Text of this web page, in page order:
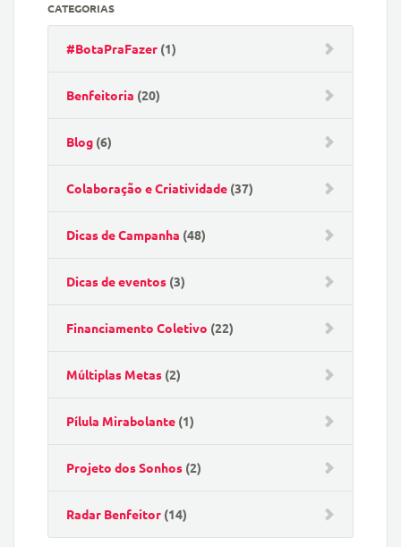
CATEGORIAS
#BotaPraFazer (1)
Benfeitoria (20)
Blog (6)
Colaboração e Criatividade (37)
Dicas de Campanha (48)
Dicas de eventos (3)
Financiamento Coletivo (22)
Múltiplas Metas (2)
Pílula Mirabolante (1)
Projeto dos Sonhos (2)
Radar Benfeitor (14)